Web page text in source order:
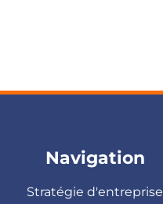
Navigation
Stratégie d'entreprise